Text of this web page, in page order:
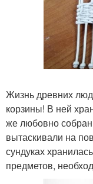
Жизнь древних
корзины! В ней
же любовно
вытаскивали на
сундуках
предметов,